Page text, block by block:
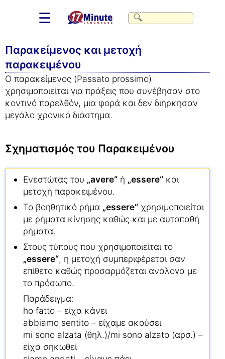
☰
Παρακείμενος και μετοχή
παρακειμένου
Ο παρακείμενος (Passato prossimo)
χρησιμοποιείται για πράξεις που συνέβησαν στο
κοντινό παρελθόν, μια φορά και δεν διήρκησαν
μεγάλο χρονικό διάστημα.
Σχηματισμός του Παρακειμένου
Ενεστώτας του „avere“ ή „essere“ και
μετοχή παρακειμένου.
Το βοηθητικό ρήμα „essere“ χρησιμοποιείται
με ρήματα κίνησης καθώς και με αυτοπαθή
ρήματα.
Στους τύπους που χρησιμοποιείται το
„essere“, η μετοχή συμπεριφέρεται σαν
επίθετο καθώς προσαρμόζεται ανάλογα με
το πρόσωπο.
Παράδειγμα:
ho fatto – είχα κάνει
abbiamo sentito – είχαμε ακούσει
mi sono alzata (θηλ.)/mi sono alzato (αρσ.) –
είχα σηκωθεί